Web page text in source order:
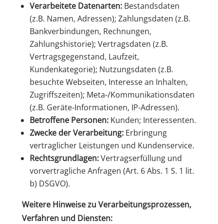
Verarbeitete Datenarten:Bestandsdaten
(z.B. Namen, Adressen); Zahlungsdaten (z.B.
Bankverbindungen, Rechnungen,
Zahlungshistorie); Vertragsdaten (z.B.
Vertragsgegenstand, Laufzeit,
Kundenkategorie); Nutzungsdaten (z.B.
besuchte Webseiten, Interesse an Inhalten,
Zugriffszeiten); Meta-/Kommunikationsdaten
(z.B. Geräte-Informationen, IP-Adressen).
Betroffene Personen:Kunden; Interessenten.
Zwecke der Verarbeitung:Erbringung
vertraglicher Leistungen und Kundenservice.
Rechtsgrundlagen:Vertragserfüllung und
vorvertragliche Anfragen (Art. 6 Abs. 1 S. 1 lit.
b) DSGVO).
Weitere Hinweise zu Verarbeitungsprozessen,
Verfahren und Diensten: